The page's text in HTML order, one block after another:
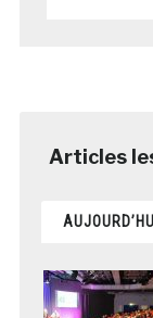
AUJOURD’HUI